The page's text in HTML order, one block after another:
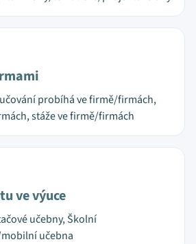
probíhá ve firmě/firmách,
stáže ve firmě/firmách
ve výuce
učebny, Školní
učebna